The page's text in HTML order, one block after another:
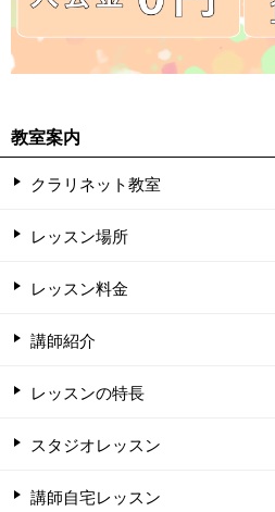
教室案内
クラリネット教室
レッスン場所
レッスン料金
講師紹介
レッスンの特長
スタジオレッスン
講師自宅レッスン